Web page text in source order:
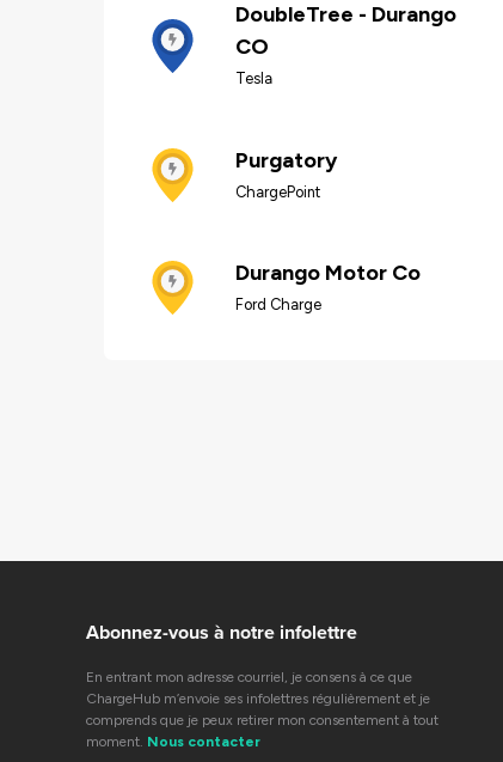
DoubleTree - Durango
CO
Tesla
Purgatory
ChargePoint
Durango Motor Co
Ford Charge
Abonnez-vous à notre infolettre
En entrant mon adresse courriel, je consens à ce que
ChargeHub m’envoie ses infolettres régulièrement et je
comprends que je peux retirer mon consentement à tout
moment. Nous contacter